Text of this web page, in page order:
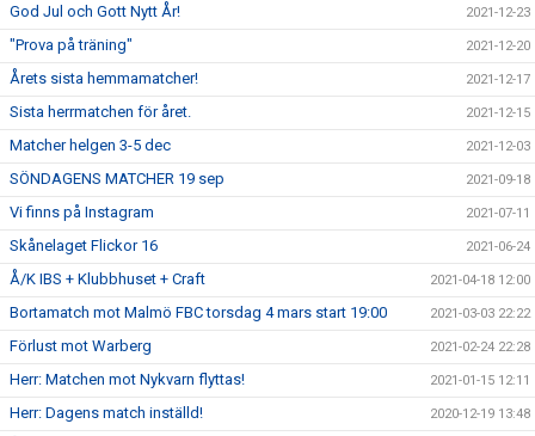
God Jul och Gott Nytt År! 2021-12-23
"Prova på träning" 2021-12-20
Årets sista hemmamatcher! 2021-12-17
Sista herrmatchen för året. 2021-12-15
Matcher helgen 3-5 dec 2021-12-03
SÖNDAGENS MATCHER 19 sep 2021-09-18
Vi finns på Instagram 2021-07-11
Skånelaget Flickor 16 2021-06-24
Å/K IBS + Klubbhuset + Craft 2021-04-18 12:00
Bortamatch mot Malmö FBC torsdag 4 mars start 19:00 2021-03-03 22:22
Förlust mot Warberg 2021-02-24 22:28
Herr: Matchen mot Nykvarn flyttas! 2021-01-15 12:11
Herr: Dagens match inställd! 2020-12-19 13:48